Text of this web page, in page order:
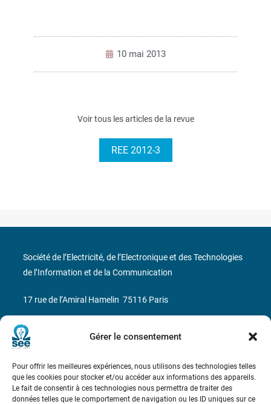
Gérer le consentement
Pour offrir les meilleures expériences, nous utilisons des technologies telles
que les cookies pour stocker et/ou accéder aux informations des appareils.
Le fait de consentir à ces technologies nous permettra de traiter des
données telles que le comportement de navigation ou les ID uniques sur ce
10 mai 2013
Voir tous les articles de la revue
REE 2012-3
Société de l’Electricité, de l’Electronique et des Technologies
de l’Information et de la Communication
17 rue de l’Amiral Hamelin 75116 Paris
Métro : « Boissière » Ligne 6 et « Iéna » Ligne 9
N° de SIREN : 785 393 232, Code APE : 9412Z TVA intra-
communautaire : FR44 785 393 232